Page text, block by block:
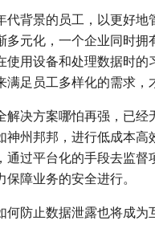
背景的员工，以更好
元化，一个企业同时
用设备和处理数据时
足员工多样化的需求，
决方案哪怕再强，已
州邦邦，进行低成本高
过平台化的手段去监
障业务的安全进行。
防止数据泄露也将成